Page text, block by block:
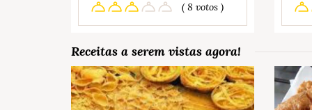
( 8 votos )
Receitas a serem vistas agora!